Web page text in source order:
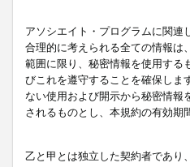
アソシエイト・プログラムに関連
合理的に考えられる全ての情報は
範囲に限り、秘密情報を使用する
びこれを遵守することを確保しま
ない使用および開示から秘密情報
されるものとし、本規約の有効期
乙と甲とは独立した契約者であり